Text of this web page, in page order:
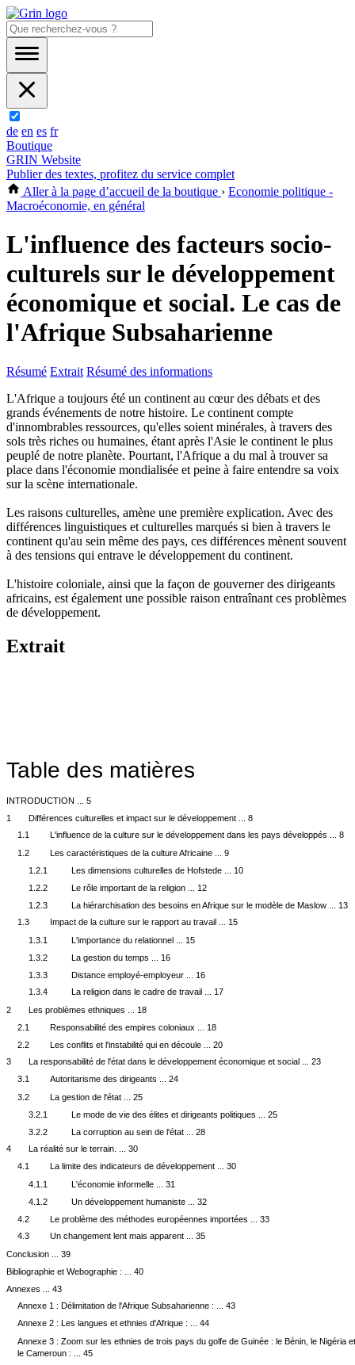
de en es fr
Boutique
GRIN Website
Publier des textes, profitez du service complet
Aller à la page d’accueil de la boutique › Economie politique -
Macroéconomie, en général
L'influence des facteurs socio-
culturels sur le développement
économique et social. Le cas de
l'Afrique Subsaharienne
Résumé Extrait Résumé des informations
L'Afrique a toujours été un continent au cœur des débats et des
grands événements de notre histoire. Le continent compte
d'innombrables ressources, qu'elles soient minérales, à travers des
sols très riches ou humaines, étant après l'Asie le continent le plus
peuplé de notre planète. Pourtant, l'Afrique a du mal à trouver sa
place dans l'économie mondialisée et peine à faire entendre sa voix
sur la scène internationale.
Les raisons culturelles, amène une première explication. Avec des
différences linguistiques et culturelles marqués si bien à travers le
continent qu'au sein même des pays, ces différences mènent souvent
à des tensions qui entrave le développement du continent.
L'histoire coloniale, ainsi que la façon de gouverner des dirigeants
africains, est également une possible raison entraînant ces problèmes
de développement.
Extrait
Table des matières
INTRODUCTION ... 5
1
Différences culturelles et impact sur le développement ... 8
1.1
L'influence de la culture sur le développement dans les pays développés ... 8
1.2
Les caractéristiques de la culture Africaine ... 9
Les dimensions culturelles de Hofstede ... 10
1.2.1
Le rôle important de la religion ... 12
1.2.2
La hiérarchisation des besoins en Afrique sur le modèle de Maslow ... 13
1.2.3
1.3
Impact de la culture sur le rapport au travail ... 15
L'importance du relationnel ... 15
1.3.1
La gestion du temps ... 16
1.3.2
Distance employé-employeur ... 16
1.3.3
La religion dans le cadre de travail ... 17
1.3.4
2
Les problèmes ethniques ... 18
2.1
Responsabilité des empires coloniaux ... 18
2.2
Les conflits et l'instabilité qui en découle ... 20
3
La responsabilité de l'état dans le développement économique et social ... 23
3.1
Autoritarisme des dirigeants ... 24
3.2
La gestion de l'état ... 25
Le mode de vie des élites et dirigeants politiques ... 25
3.2.1
La corruption au sein de l'état ... 28
3.2.2
4
La réalité sur le terrain. ... 30
4.1
La limite des indicateurs de développement ... 30
L'économie informelle ... 31
4.1.1
Un développement humaniste ... 32
4.1.2
4.2
Le problème des méthodes européennes importées ... 33
4.3
Un changement lent mais apparent ... 35
Conclusion ... 39
Bibliographie et Webographie : ... 40
Annexes ... 43
Annexe 1 : Délimitation de l'Afrique Subsaharienne : ... 43
Annexe 2 : Les langues et ethnies d'Afrique : ... 44
Annexe 3 : Zoom sur les ethnies de trois pays du golfe de Guinée : le Bénin, le Nigéria et
le Cameroun : ... 45